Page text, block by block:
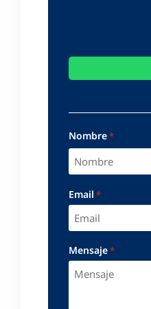
Nombre*
Email *
Mensaje*